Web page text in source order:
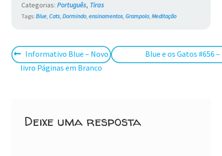
Categorias: Português, Tiras
Tags: Blue, Cats, Dormindo, ensinamentos, Grampolo, Meditação
Navegação
de
Post
anterior:
Informativo Blue – Novo
livro Páginas em Branco
Próximo
Blue e os Gatos #656
Deixe uma resposta